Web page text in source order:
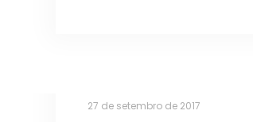
27 de setembro de 2017